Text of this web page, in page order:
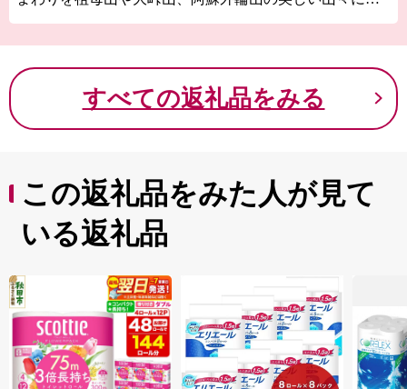
す。
その豊かな大地と大野川清流の恩恵を受け、「大分の野
菜畑 豊後大野」と呼ばれるほど、大分県を代表する農
業地帯となっており、四季を通じてさまざまな旬の野菜
すべての返礼品をみる
この返礼品をみた人が見て
いる返礼品